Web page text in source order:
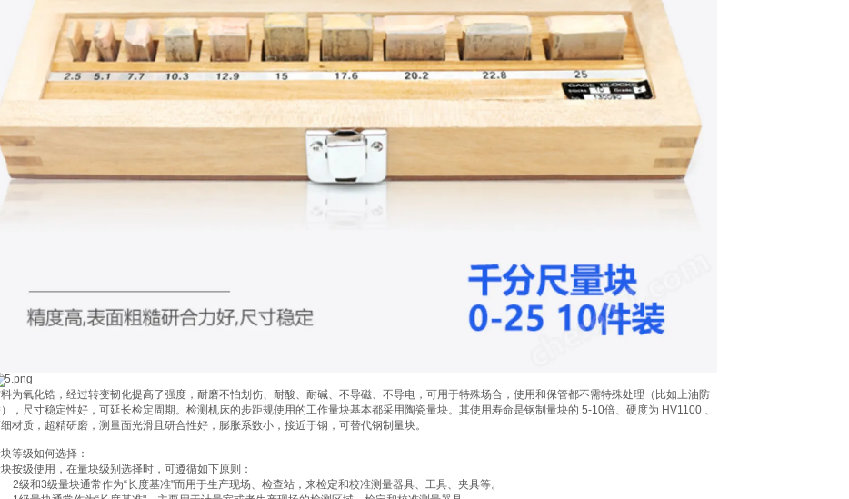
为氧化锆，经过转变韧化提高了强度，耐磨不怕划伤、耐酸、耐碱、不导磁、不导电，可用于特殊场合，使用和保管都不需特殊处理（比如上油防
，尺寸稳定性好，可延长检定周期。检测机床的步距规使用的工作量块基本都采用陶瓷量块。其使用寿命是钢制量块的 5-10倍、硬度为 HV1100 、
材质，超精研磨，测量面光滑且研合性好，膨胀系数小，接近于钢，可替代钢制量块。
等级如何选择：
按级使用，在量块级别选择时，可遵循如下原则：
2级和3级量块通常作为“长度基准"而用于生产现场、检查站，来检定和校准测量器具、工具、夹具等。